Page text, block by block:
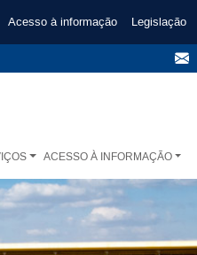
Acesso à informação Legislação
ACESSO À INFORMAÇÃO